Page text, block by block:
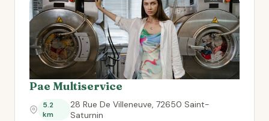
Pae Multiservice
5.2
km
28 Rue De Villeneuve, 72650 Saint-
Saturnin